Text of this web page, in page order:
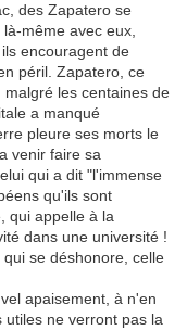
des Zapatero se
même avec eux,
encouragent de
péril. Zapatero, ce
les centaines de
a manqué
pleure ses morts le
venir faire sa
qui a dit "l'immense
qu'ils sont
qui appelle à la
dans une université !
se déshonore, celle
apaisement, à n'en
utiles ne verront pas la